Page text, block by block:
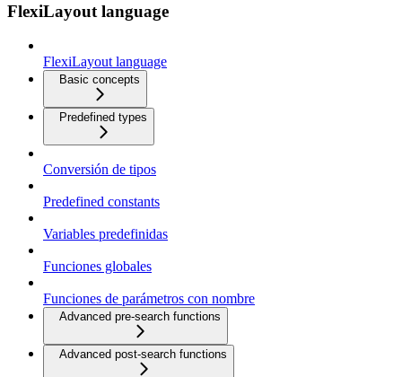
FlexiLayout language
FlexiLayout language
Basic concepts
Predefined types
Conversión de tipos
Predefined constants
Variables predefinidas
Funciones globales
Funciones de parámetros con nombre
Advanced pre-search functions
Advanced post-search functions